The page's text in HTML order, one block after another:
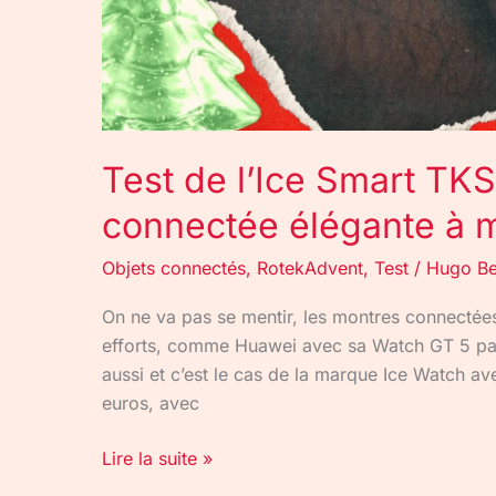
Test de l’Ice Smart
connectée élégante à
Objets connectés, RotekAdvent, Test / Hugo
On ne va pas se mentir, les montres
efforts, comme Huawei avec sa Watch GT 5
aussi et c’est le cas de la marque Ice Watch
euros, avec
à
moins
de
200
euros
?
Lire la suite »